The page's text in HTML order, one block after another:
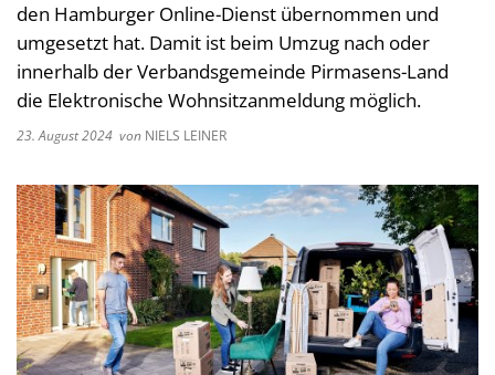
den Hamburger Online-Dienst übernommen und
umgesetzt hat. Damit ist beim Umzug nach oder
innerhalb der Verbandsgemeinde Pirmasens-Land
die Elektronische Wohnsitzanmeldung möglich.
23. August 2024 von NIELS LEINER